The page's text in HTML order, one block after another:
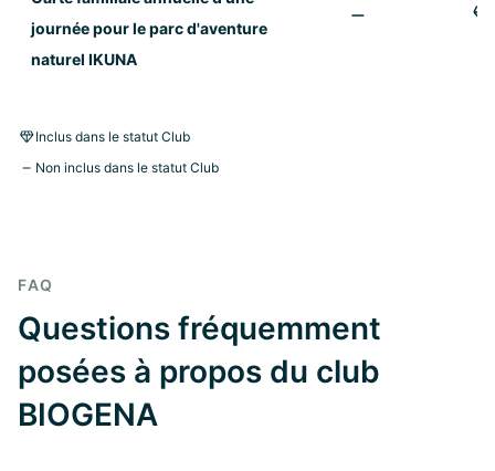
journée pour le parc d'aventure
naturel IKUNA
Inclus dans le statut Club
Non inclus dans le statut Club
FAQ
Questions fréquemment
posées à propos du club
BIOGENA